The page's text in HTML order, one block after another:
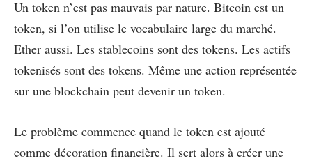
Un token n’est pas mauvais par nature. Bitcoin est un
token, si l’on utilise le vocabulaire large du marché.
Ether aussi. Les stablecoins sont des tokens. Les actifs
tokenisés sont des tokens. Même une action représentée
sur une blockchain peut devenir un token.
Le problème commence quand le token est ajouté
comme décoration financière. Il sert alors à créer une